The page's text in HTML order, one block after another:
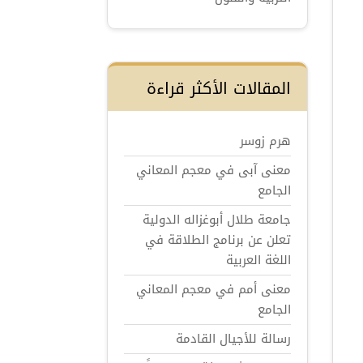
المقالات الأكثر قراءة
هرم زوسر
معنى آبى في معجم المعاني
الجامع
جامعة طلال أبوغزاله الدولية
تعلن عن برنامج الطلاقة في
اللغة العربية
معنى أمم في معجم المعاني
الجامع
رسالة للأجيال القادمة